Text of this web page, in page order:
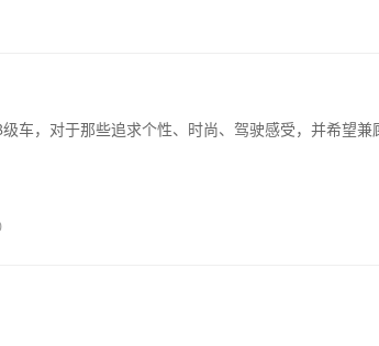
车，对于那些追求个性、时尚、驾驶感受，并希望兼